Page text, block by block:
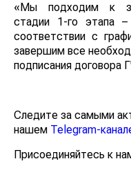
«Мы подходим к
стадии 1-го этапа
соответствии с
завершим все
подписания договора
Следите за самыми
нашем Telegram-
Присоединяйтесь к